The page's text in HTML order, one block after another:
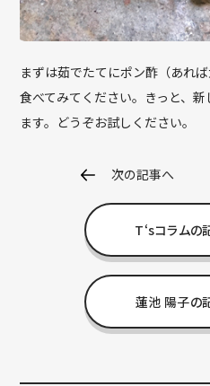
まずは茹でたてにポン酢（あれ
食べてみてください。きっと、
ます。どうぞお試しください。
次の記事へ
T‘sコラムの
蓮池 陽子の